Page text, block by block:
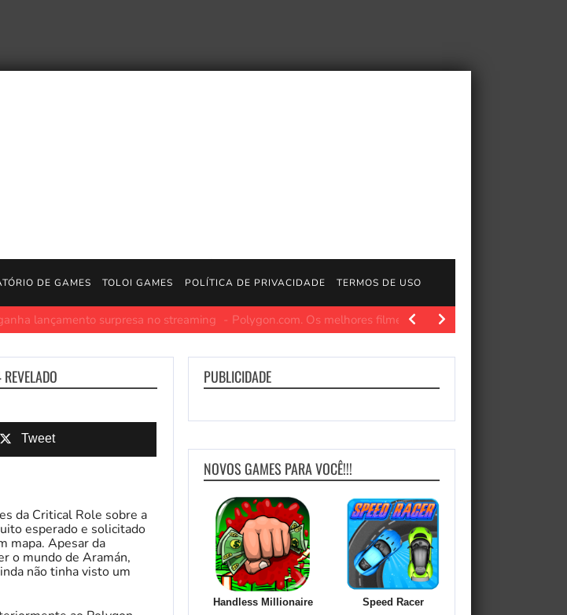
DE GAMES TOLOI GAMES POLÍTICA DE PRIVACIDADE TERMOS DE USO
(Tradução de Fãs) – Parte 2/2 [World of Longplays] http://www.longplays.org Interpretado por:
Tweet
da Critical Role sobre a
esperado e solicitado
mapa. Apesar da
o mundo de Aramán,
não tinha visto um
PUBLICIDADE
NOVOS GAMES PARA VOCÊ!!!
Handless Millionaire Speed Racer